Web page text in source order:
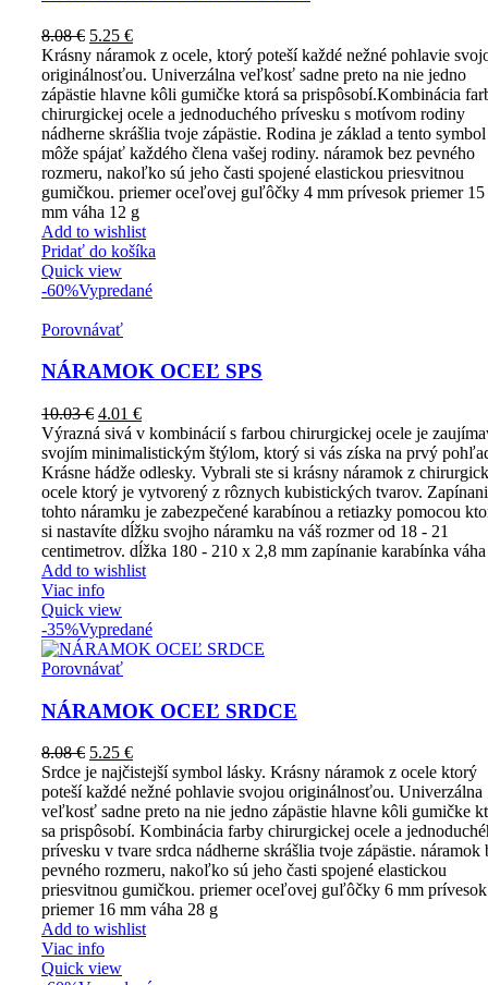
8.08€ 5.25 €
Krásny náramok z ocele, ktorý poteší každé nežné pohlavie
originálnosťou. Univerzálna veľkosť sadne preto na nie jedno
zápästie hlavne kôli gumičke ktorá sa prispôsobí.Kombinácia
chirurgickej ocele a jednoduchého prívesku s motívom rodiny
nádherne skrášlia tvoje zápästie. Rodina je základ a tento symbol
môže spájať každého člena vašej rodiny. náramok bez pevného
rozmeru, nakoľko sú jeho časti spojené elastickou priesvitnou
gumičkou. priemer oceľovej guľôčky 4 mm prívesok priemer 15
mm váha 12 g
Add to wishlist
Pridať do košíka
Quick view
-60%Vypredané
Porovnávať
NÁRAMOK OCEĽ SPS
10.03€ 4.01 €
Výrazná sivá v kombinácií s farbou chirurgickej ocele je
svojím minimalistickým štýlom, ktorý si vás získa na prvý
Krásne hádže odlesky. Vybrali ste si krásny náramok z
ocele ktorý je vytvorený z rôznych kubistických tvarov.
tohto náramku je zabezpečené karabínou a retiazky pomocou
si nastavíte dĺžku svojho náramku na váš rozmer od 18 - 21
centimetrov. dĺžka 180 - 210 x 2,8 mm zapínanie karabínka
Add to wishlist
Viac info
Quick view
-35%Vypredané
Porovnávať
NÁRAMOK OCEĽ SRDCE
8.08€ 5.25 €
Srdce je najčistejší symbol lásky. Krásny náramok z ocele ktorý
poteší každé nežné pohlavie svojou originálnosťou. Univerzálna
veľkosť sadne preto na nie jedno zápästie hlavne kôli gumičke
sa prispôsobí. Kombinácia farby chirurgickej ocele a
prívesku v tvare srdca nádherne skrášlia tvoje zápästie. náramok
pevného rozmeru, nakoľko sú jeho časti spojené elastickou
priesvitnou gumičkou. priemer oceľovej guľôčky 6 mm prívesok
priemer 16 mm váha 28 g
Add to wishlist
Viac info
Quick view